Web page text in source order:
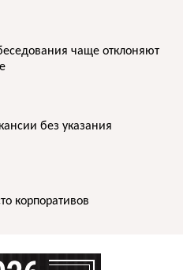
чаще отклоняют
без указания
корпоративов